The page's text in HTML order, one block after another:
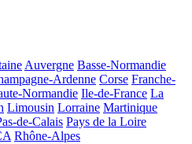
Auvergne Basse-Normandie
Ardenne Corse Franche-
Normandie Ile-de-France La
Limousin Lorraine Martinique
de-Calais Pays de la Loire
Rhône-Alpes